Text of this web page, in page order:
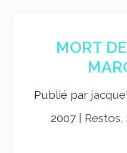
MORT
Publié par
2007